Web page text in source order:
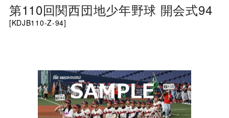
第110回関西団地少年野球 開会式94
[KDJB110-Z-94]